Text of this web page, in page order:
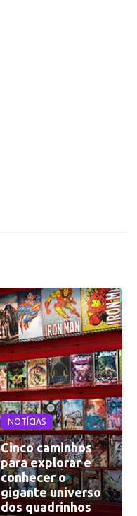
NOTÍCIAS
Cinco caminhos
para explorar e
conhecer o
gigante universo
dos quadrinhos